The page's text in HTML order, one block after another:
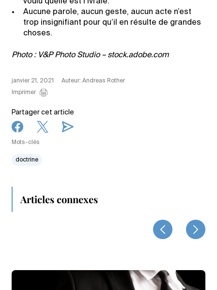
voulu quelle est l’ivraie.
Aucune parole, aucun geste, aucun acte n’est
trop insignifiant pour qu’il en résulte de grandes
choses.
Photo : V&P Photo Studio – stock.adobe.com
janvier 21, 2021
Auteur: Andreas Rother
Imprimer
Partager cet article
Mots-clés
doctrine
Articles connexes